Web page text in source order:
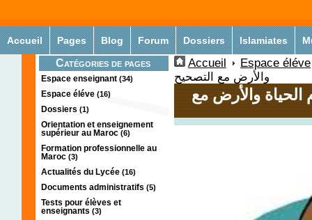
Accueil Pages Blog Forum Dossiers Islamiates
Catégories de pages
Espace enseignant (34)
Espace éléve (16)
Dossiers (1)
Orientation et enseignement
supérieur au Maroc (6)
Formation professionnelle au
Maroc (3)
Actualités du Lycée (16)
Documents administratifs (5)
Tests pour élèves et
enseignants (3)
Accueil
Espace éléve
والأرض مع التصحيح
الحياة والأرض مع